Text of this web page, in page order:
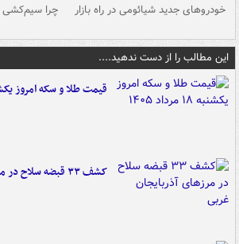
خودروهای جدید شیائومی در راه بازار چرا
این مطالب را از دست ندهید....
قیمت طلا و سکه امروز یکشنبه ۱۸
کشف ۳۳ قبضه سلاح در مرزهای آذربایجان غربی